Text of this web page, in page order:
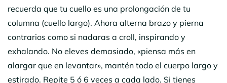
recuerda que tu cuello es una prolongación de tu
columna (cuello largo). Ahora alterna brazo y pierna
contrarios como si nadaras a croll, inspirando y
exhalando. No eleves demasiado, «piensa más en
alargar que en levantar», mantén todo el cuerpo largo y
estirado. Repite 5 ó 6 veces a cada lado. Si tienes